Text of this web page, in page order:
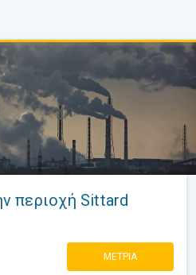
περιοχή Sittard
ΜΈΤΡΙΑ